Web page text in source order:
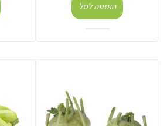
הוספה לסל